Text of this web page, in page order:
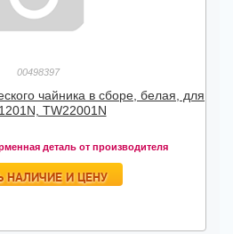
00498397
чайника в сборе, белая, для
TW22001N
деталь от производителя
НАЛИЧИЕ И ЦЕНУ